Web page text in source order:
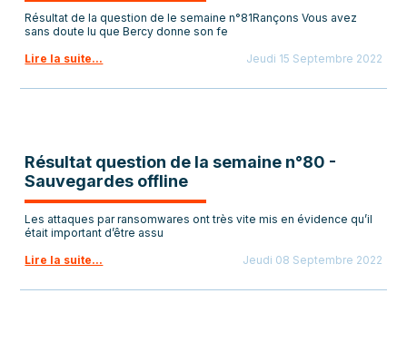
Résultat de la question de le semaine n°81Rançons Vous avez
sans doute lu que Bercy donne son fe
Lire la suite...
Jeudi 15 Septembre 2022
Résultat question de la semaine n°80 -
Sauvegardes offline
Les attaques par ransomwares ont très vite mis en évidence qu’il
était important d’être assu
Lire la suite...
Jeudi 08 Septembre 2022